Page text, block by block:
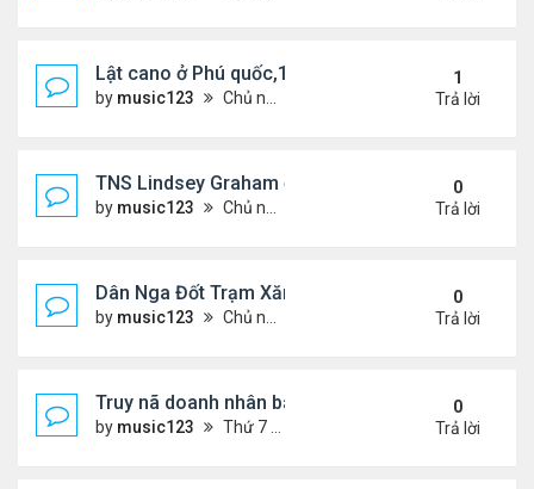
Lật cano ở Phú quốc,15 du khách thiệt mạng
by music123 Chủ nhật Tháng 7 12, 2026 6:27 am
1
Trả lời
TNS Lindsey Graham đột ngột qua đời
by music123 Chủ nhật Tháng 7 12, 2026 6:01 am
0
Trả lời
Dân Nga Đốt Trạm Xăng ,Yêu Cầu Loại Bỏ Putin
by music123 Chủ nhật Tháng 7 12, 2026 5:56 am
0
Trả lời
Truy nã doanh nhân bán đất cho con rể Trump
by music123 Thứ 7 Tháng 7 11, 2026 8:01 pm
0
Trả lời